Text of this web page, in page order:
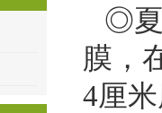
◎夏
膜，
4厘